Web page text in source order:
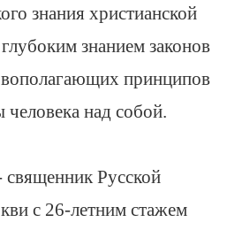
знания христианской
знанием законов
принципов
над собой.
Русской
с 26-летним стажем